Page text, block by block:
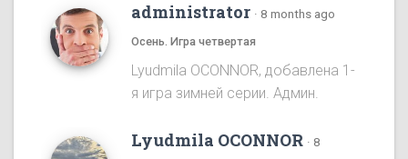
administrator · 8 months ago
Осень. Игра четвертая
Lyudmila OCONNOR, добавлена 1-
я игра зимней серии. Админ.
Lyudmila OCONNOR · 8